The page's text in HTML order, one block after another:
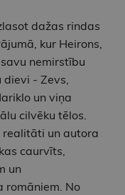
dažas rindas
kur Heirons,
nemirstību
dievi - Zevs,
un viņa
cilvēku tēlos.
realitāti un autora
caurvīts,
un
romāniem. No